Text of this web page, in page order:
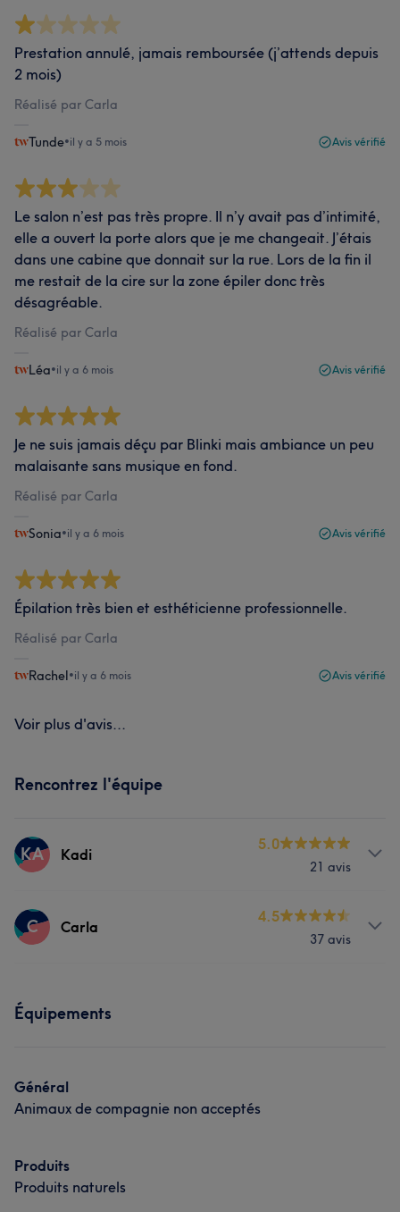
Prestation annulé, jamais remboursée (j’attends depuis
2 mois)
Réalisé par Carla
Tunde•il y a 5 mois Avis vérifié
Le salon n’est pas très propre. Il n’y avait pas d’intimité,
elle a ouvert la porte alors que je me changeait. J’étais
dans une cabine que donnait sur la rue. Lors de la fin il
me restait de la cire sur la zone épiler donc très
désagréable.
Réalisé par Carla
Léa•il y a 6 mois Avis vérifié
Je ne suis jamais déçu par Blinki mais ambiance un peu
malaisante sans musique en fond.
Réalisé par Carla
Sonia•il y a 6 mois Avis vérifié
Épilation très bien et esthéticienne professionnelle.
Réalisé par Carla
Rachel•il y a 6 mois Avis vérifié
Voir plus d'avis...
Rencontrez l'équipe
KA Kadi
5.0
21 avis
Prestations
C Carla
4.5
37 avis
Équipements
Général
Animaux de compagnie non acceptés
Produits
Produits naturels